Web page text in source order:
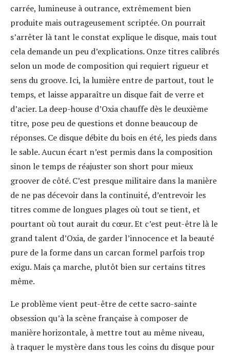
carrée, lumineuse à outrance, extrêmement bien
produite mais outrageusement scriptée. On pourrait
s’arrêter là tant le constat explique le disque, mais tout
cela demande un peu d’explications. Onze titres calibrés
selon un mode de composition qui requiert rigueur et
sens du groove. Ici, la lumière entre de partout, tout le
temps, et laisse apparaître un disque fait de verre et
d’acier. La deep-house d’Oxia chauffe dès le deuxième
titre, pose peu de questions et donne beaucoup de
réponses. Ce disque débite du bois en été, les pieds dans
le sable. Aucun écart n’est permis dans la composition
sinon le temps de réajuster son short pour mieux
groover de côté. C’est presque militaire dans la manière
de ne pas décevoir dans la continuité, d’entrevoir les
titres comme de longues plages où tout se tient, et
pourtant où tout aurait du cœur. Et c’est peut-être là le
grand talent d’Oxia, de garder l’innocence et la beauté
pure de la forme dans un carcan formel parfois trop
exigu. Mais ça marche, plutôt bien sur certains titres
même.
Le problème vient peut-être de cette sacro-sainte
obsession qu’à la scène française à composer de
manière horizontale, à mettre tout au même niveau,
à traquer le mystère dans tous les coins du disque pour